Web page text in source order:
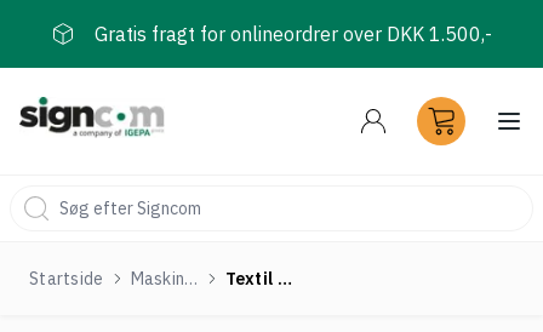
Gratis fragt for onlineordrer over DKK 1.500,-
Startside Maskiner Textil & DTF